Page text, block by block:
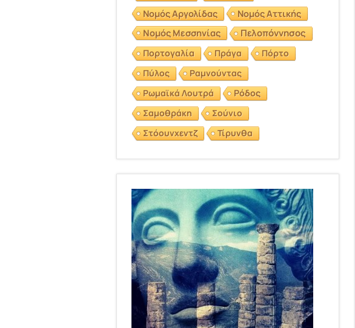
Νομός Αργολίδας
Νομός Αττικής
Νομός Μεσσηνίας
Πελοπόννησος
Πορτογαλία Πράγα
Πόρτο
Πύλος
Ραμνούντας
Ρωμαϊκά Λουτρά
Ρόδος
Σαμοθράκη
Σούνιο
Στόουνχεντζ
Τίρυνθα